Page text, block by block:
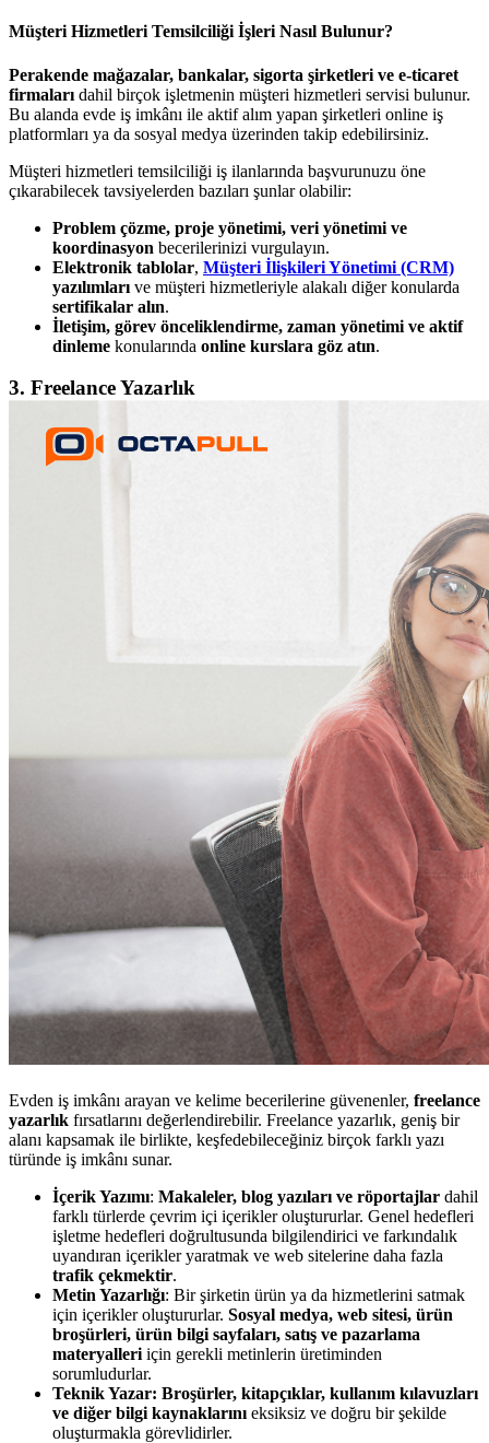
Müşteri Hizmetleri Temsilciliği İşleri Nasıl Bulunur?
Perakende mağazalar, bankalar, sigorta şirketleri ve e-ticaret
firmaları dahil birçok işletmenin müşteri hizmetleri servisi bulunur.
Bu alanda evde iş imkânı ile aktif alım yapan şirketleri online iş
platformları ya da sosyal medya üzerinden takip edebilirsiniz.
Müşteri hizmetleri temsilciliği iş ilanlarında başvurunuzu öne
çıkarabilecek tavsiyelerden bazıları şunlar olabilir:
Problem çözme, proje yönetimi, veri yönetimi ve
koordinasyon becerilerinizi vurgulayın.
Elektronik tablolar, Müşteri İlişkileri Yönetimi (CRM)
yazılımları ve müşteri hizmetleriyle alakalı diğer konularda
sertifikalar alın.
İletişim, görev önceliklendirme, zaman yönetimi ve aktif
dinleme konularında online kurslara göz atın.
3. Freelance Yazarlık
Evden iş imkânı arayan ve kelime becerilerine güvenenler, freelance
yazarlık fırsatlarını değerlendirebilir. Freelance yazarlık, geniş bir
alanı kapsamak ile birlikte, keşfedebileceğiniz birçok farklı yazı
türünde iş imkânı sunar.
İçerik Yazımı: Makaleler, blog yazıları ve röportajlar dahil
farklı türlerde çevrim içi içerikler oluştururlar. Genel hedefleri
işletme hedefleri doğrultusunda bilgilendirici ve farkındalık
uyandıran içerikler yaratmak ve web sitelerine daha fazla
trafik çekmektir.
Metin Yazarlığı: Bir şirketin ürün ya da hizmetlerini satmak
için içerikler oluştururlar. Sosyal medya, web sitesi, ürün
broşürleri, ürün bilgi sayfaları, satış ve pazarlama
materyalleri için gerekli metinlerin üretiminden
sorumludurlar.
Teknik Yazar: Broşürler, kitapçıklar, kullanım kılavuzları
ve diğer bilgi kaynaklarını eksiksiz ve doğru bir şekilde
oluşturmakla görevlidirler.